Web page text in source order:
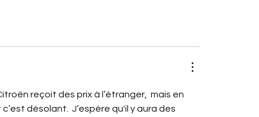
reçoit des prix à l’étranger,  mais en
désolant.  J’espère qu'il y aura des